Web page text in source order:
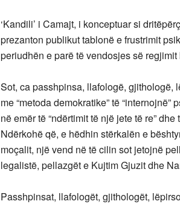
‘Kandili’ i Camajt, i konceptuar si
prezanton publikut tablonë e frustrimit
periudhën e parë të vendosjes së regjimit
Sot, ca passhpinsa, llafologë, gjithologë,
me “metoda demokratike” të
në emër të “ndërtimit të një jete të re”
Ndërkohë që, e hëdhin stërkalën e
moçalit, një vend në të cilin sot jetojnë
legalistë, pellazgët e Kujtim Gjuzit dhe
Passhpinsat, llafologët, gjithologët,